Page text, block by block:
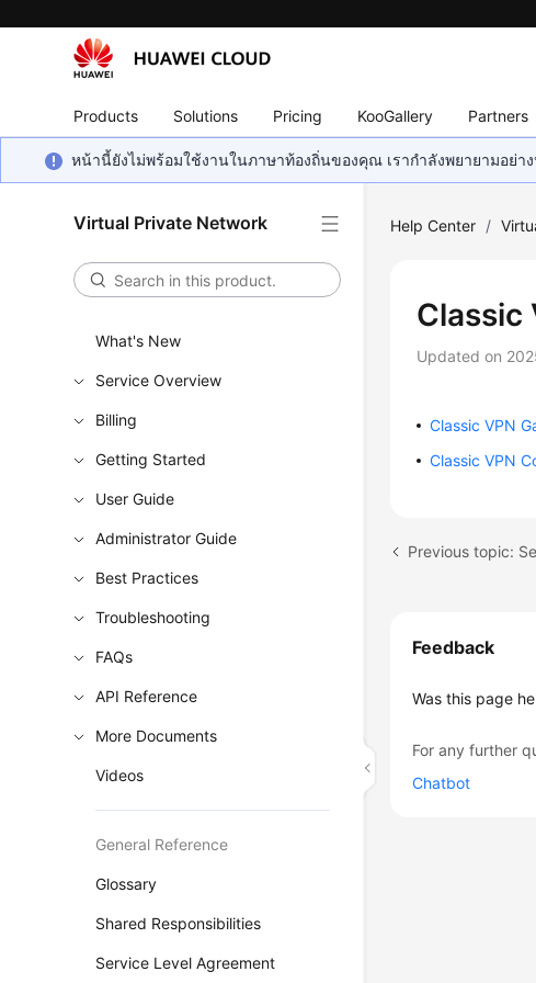
Products Solutions Pricing KooGallery Partners
หน้านี้ยังไม่พร้อมใช้งานในภาษาท้องถิ่นของคุณ เรากำลังพยายามอย่
Virtual Private Network
What's New
Service Overview
Billing
Getting Started
User Guide
Administrator Guide
Best Practices
Troubleshooting
FAQs
API Reference
More Documents
Videos
General Reference
Glossary
Shared Responsibilities
Service Level Agreement
Help Center /
Classic
Updated on
Classic VPN
Classic VPN
Previous topic:
Feedback
Was this page
For any further
Chatbot